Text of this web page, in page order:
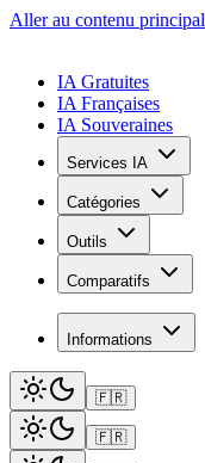
Aller au contenu principal
IA Gratuites
IA Françaises
IA Souveraines
Services IA
Catégories
Outils
Comparatifs
Informations
🇫🇷
🇫🇷